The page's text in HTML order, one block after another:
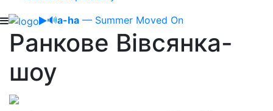
🔊a-ha — Summer Moved On
Ранкове Вівсянка-
шоу